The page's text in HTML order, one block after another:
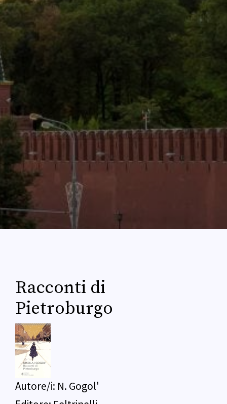
Racconti di
Pietroburgo
Autore/i: N. Gogol'